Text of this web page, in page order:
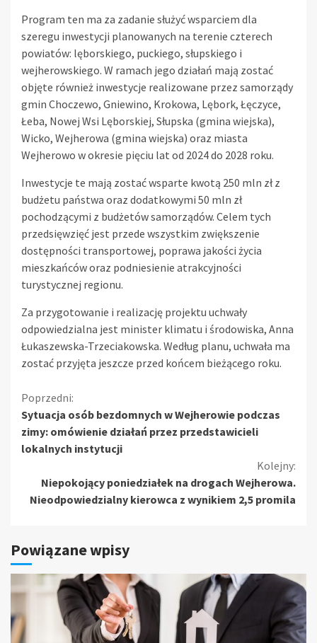
Program ten ma za zadanie służyć wsparciem dla
szeregu inwestycji planowanych na terenie czterech
powiatów: lęborskiego, puckiego, słupskiego i
wejherowskiego. W ramach jego działań mają zostać
objęte również inwestycje realizowane przez samorządy
gmin Choczewo, Gniewino, Krokowa, Lębork, Łęczyce,
Łeba, Nowej Wsi Lęborskiej, Słupska (gmina wiejska),
Wicko, Wejherowa (gmina wiejska) oraz miasta
Wejherowo w okresie pięciu lat od 2024 do 2028 roku.
Inwestycje te mają zostać wsparte kwotą 250 mln zł z
budżetu państwa oraz dodatkowymi 50 mln zł
pochodzącymi z budżetów samorządów. Celem tych
przedsięwzięć jest przede wszystkim zwiększenie
dostępności transportowej, poprawa jakości życia
mieszkańców oraz podniesienie atrakcyjności
turystycznej regionu.
Za przygotowanie i realizację projektu uchwały
odpowiedzialna jest minister klimatu i środowiska, Anna
Łukaszewska-Trzeciakowska. Według planu, uchwała ma
zostać przyjęta jeszcze przed końcem bieżącego roku.
Kontynuuj
czytanie
Poprzedni:
Sytuacja osób bezdomnych w Wejherowie podczas
zimy: omówienie działań przez przedstawicieli
lokalnych instytucji
Kolejny:
Niepokojący poniedziałek na drogach Wejherowa.
Nieodpowiedzialny kierowca z wynikiem 2,5 promila
Powiązane wpisy